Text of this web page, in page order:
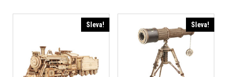
Sleva! Sleva!